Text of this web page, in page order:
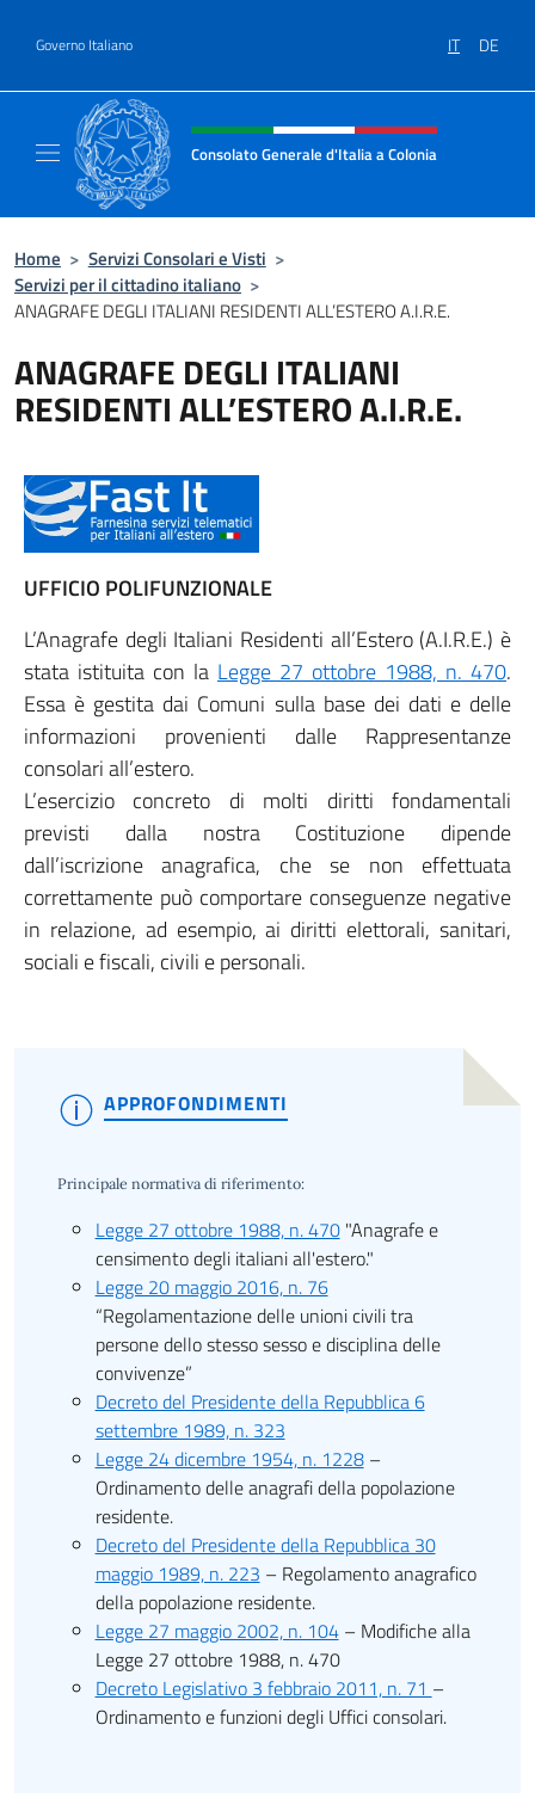
Governo Italiano IT DE
Intestazione sito, social e menù
Consolato Generale d'Italia a Colonia
Home > Servizi Consolari e Visti >
Servizi per il cittadino italiano >
ANAGRAFE DEGLI ITALIANI RESIDENTI ALL’ESTERO A.I.R.E.
ANAGRAFE DEGLI ITALIANI
RESIDENTI ALL’ESTERO A.I.R.E.
UFFICIO POLIFUNZIONALE
L’Anagrafe degli Italiani Residenti all’Estero (A.I.R.E.) è
stata istituita con la Legge 27 ottobre 1988, n. 470.
Essa è gestita dai Comuni sulla base dei dati e delle
informazioni provenienti dalle Rappresentanze
consolari all’estero.
L’esercizio concreto di molti diritti fondamentali
previsti dalla nostra Costituzione dipende
dall’iscrizione anagrafica, che se non effettuata
correttamente può comportare conseguenze negative
in relazione, ad esempio, ai diritti elettorali, sanitari,
sociali e fiscali, civili e personali.
APPROFONDIMENTI
Principale normativa di riferimento:
Legge 27 ottobre 1988, n. 470"Anagrafe e
censimento degli italiani all'estero."
Legge 20 maggio 2016, n. 76
“Regolamentazione delle unioni civili tra
persone dello stesso sesso e disciplina delle
convivenze”
Decreto del Presidente della Repubblica 6
settembre 1989, n. 323
Legge 24 dicembre 1954, n. 1228–
Ordinamento delle anagrafi della popolazione
residente.
Decreto del Presidente della Repubblica 30
maggio 1989, n. 223 – Regolamento anagrafico
della popolazione residente.
Legge 27 maggio 2002, n. 104– Modifiche alla
Legge 27 ottobre 1988, n. 470
Decreto Legislativo 3 febbraio 2011, n. 71 –
Ordinamento e funzioni degli Uffici consolari.